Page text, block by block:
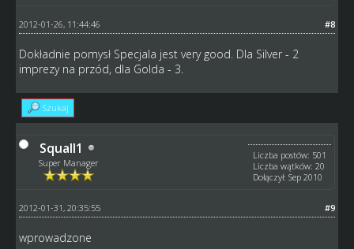
#8
2012-01-26, 11:44:46
Dokładnie pomysł Specjala jest very good. Dla Silver - 2
imprezy na przód, dla Golda - 3.
Szukaj
Squall1
Super Manager
Liczba postów: 501
Liczba wątków: 20
Dołączył: Sep 2010
#9
2012-01-31, 20:35:55
wprowadzone